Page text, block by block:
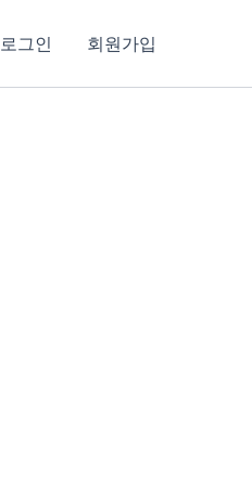
로그인 회원가입